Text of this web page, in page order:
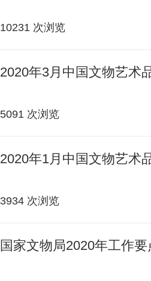
10231 次浏览
2020年3月中国文物艺术
5091 次浏览
2020年1月中国文物艺术
3934 次浏览
国家文物局2020年工作要